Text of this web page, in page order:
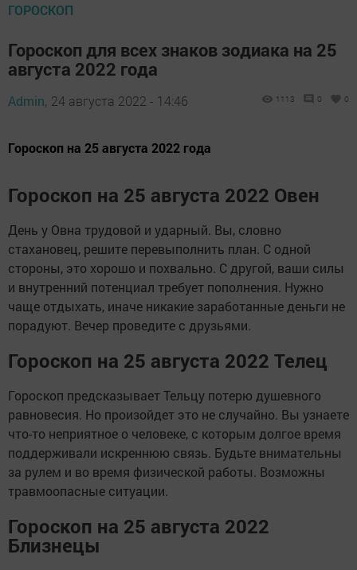
ГОРОСКОП
Гороскоп для всех знаков зодиака на 25
августа 2022 года
Admin, 24 августа 2022 - 14:46 1113 0 0
Гороскоп на 25 августа 2022 года
Гороскоп на 25 августа 2022 Овен
День у Овна трудовой и ударный. Вы, словно
стахановец, решите перевыполнить план. С одной
стороны, это хорошо и похвально. С другой, ваши силы
и внутренний потенциал требует пополнения. Нужно
чаще отдыхать, иначе никакие заработанные деньги не
порадуют. Вечер проведите с друзьями.
Гороскоп на 25 августа 2022 Телец
Гороскоп предсказывает Тельцу потерю душевного
равновесия. Но произойдет это не случайно. Вы узнаете
что-то неприятное о человеке, с которым долгое время
поддерживали искреннюю связь. Будьте внимательны
за рулем и во время физической работы. Возможны
травмоопасные ситуации.
Гороскоп на 25 августа 2022
Близнецы